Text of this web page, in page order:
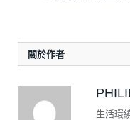
關於作者
生活環